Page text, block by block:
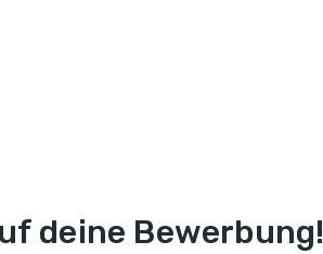
deine Bewerbung!